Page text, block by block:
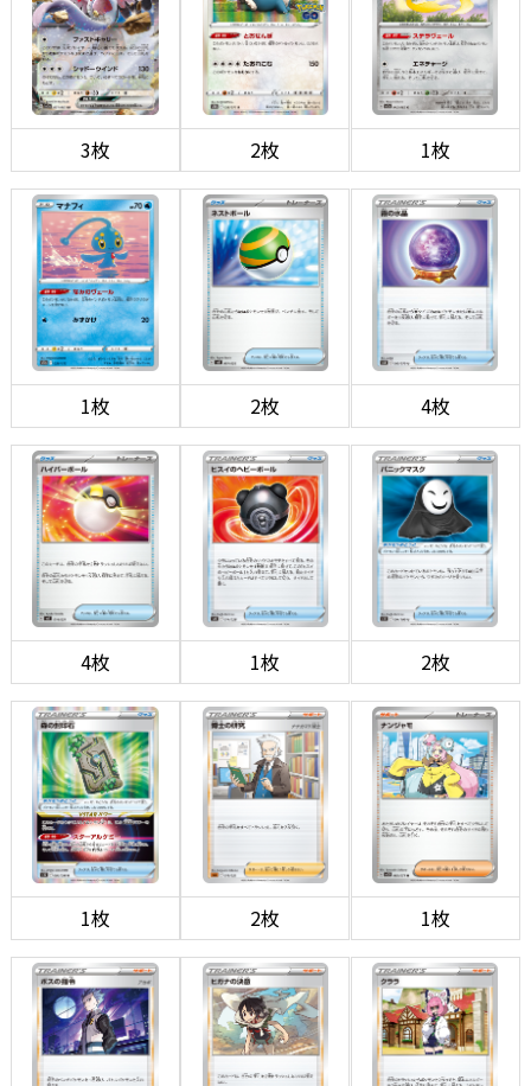
3枚 2枚 1枚
1枚 2枚 4枚
4枚 1枚 2枚
1枚 2枚 1枚